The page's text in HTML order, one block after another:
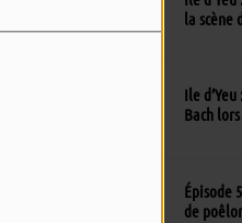
la scène
Ile
Bach
Épisode
de